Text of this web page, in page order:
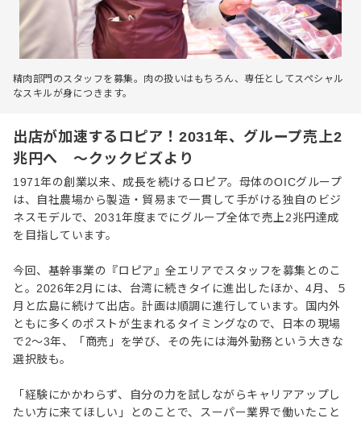
精肉部門のスタッフを募集。肉の扱いはもちろん、専任としてスペシャル
なスキルが身につきます。
出店が加速するロピア！2031年、グループ売上2
兆円へ ～クックビズより
1971年の創業以来、成長を続けるロピア。母体のOICグループ
は、自社農場から製造・貿易まで一貫して手がける独自のビジ
ネスモデルで、2031年度までにグループ全体で売上2兆円達成
を目指しています。
今回、基幹事業の『ロピア』全エリアでスタッフを募集とのこ
と。2026年2月には、台湾に続きタイに進出したほか、4月、５
月と広島に続けて出店。計画は順調に進行しています。国内外
ともに多くのポストが生まれるタイミングなので、日本の現場
で2〜3年、「商売」を学び、その先には海外勤務という大きな
選択肢も。
「経験にかかわらず、自分の力を試しながらキャリアアップし
たい方に来てほしい」とのことで、スーパー業界で働いたこと